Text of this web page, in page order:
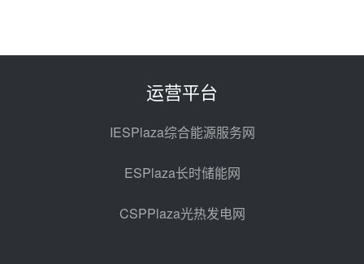
100MW光工程性能试验采购
光热示范电站二列蒸汽发生器设备
亚核阀业中标天山北麓100MW光
热发电工程EPC总承包项目熔盐截
止阀、熔盐三偏心蝶阀采购
08-05 17:15
运营平台
IESPlaza综合能源服务网
ESPlaza长时储能网
CSPPlaza光热发电网